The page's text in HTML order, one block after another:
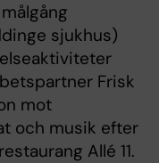
sjukhus)
Frisk
mot
och musik efter
Allé 11.